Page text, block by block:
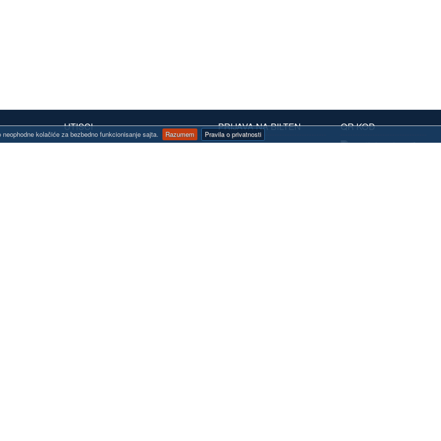
neophodne kolačiće za bezbedno funkcionisanje sajta. Razumem Pravila o privatnosti
UTISCI PRIJAVA NA BILTEN QR KOD